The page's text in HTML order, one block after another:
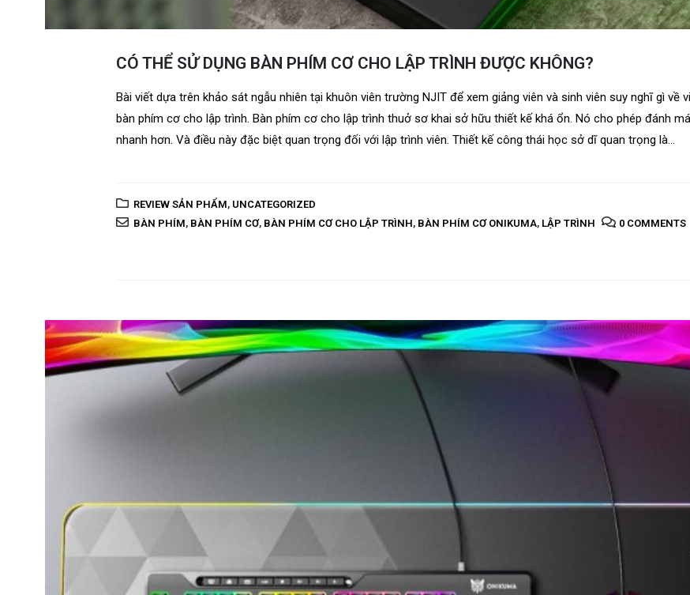
CÓ THỂ SỬ DỤNG BÀN PHÍM CƠ CHO LẬP TRÌNH ĐƯỢC KHÔNG?
Bài viết dựa trên khảo sát ngẫu nhiên tại khuôn viên trường NJIT để xem giảng viên và sinh viên suy nghĩ gì về
bàn phím cơ cho lập trình. Bàn phím cơ cho lập trình thuở sơ khai sở hữu thiết kế khá ổn. Nó cho phép đánh
nhanh hơn. Và điều này đặc biệt quan trọng đối với lập trình viên. Thiết kế công thái học sở dĩ quan trọng là...
REVIEW SẢN PHẨM, UNCATEGORIZED
BÀN PHÍM, BÀN PHÍM CƠ, BÀN PHÍM CƠ CHO LẬP TRÌNH, BÀN PHÍM CƠ ONIKUMA, LẬP TRÌNH 0 COMMENTS